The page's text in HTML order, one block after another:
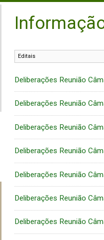
Deliberações Reunião
Deliberações Reunião
Deliberações Reunião
Deliberações Reunião
Deliberações Reunião
Deliberações Reunião
Deliberações Reunião